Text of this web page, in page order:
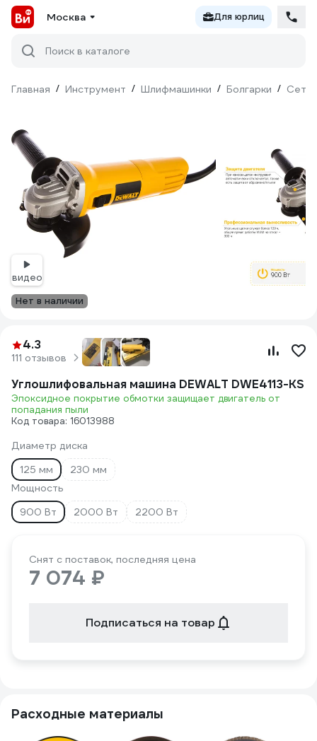
Москва Для юрлиц
Поиск в каталоге
Главная / Инструмент / Шлифмашинки / Болгарки /
видео
Нет в наличии
4.3
111 отзывов
Углошлифовальная машина DEWALT DWE4113-KS
Эпоксидное покрытие обмотки защищает двигатель от
попадания пыли
Код товара: 16013988
Диаметр диска
125 мм
230 мм
Мощность
900 Вт
2000 Вт 2200 Вт
Снят с поставок, последняя цена
7 074 ₽
Подписаться на товар
Расходные материалы